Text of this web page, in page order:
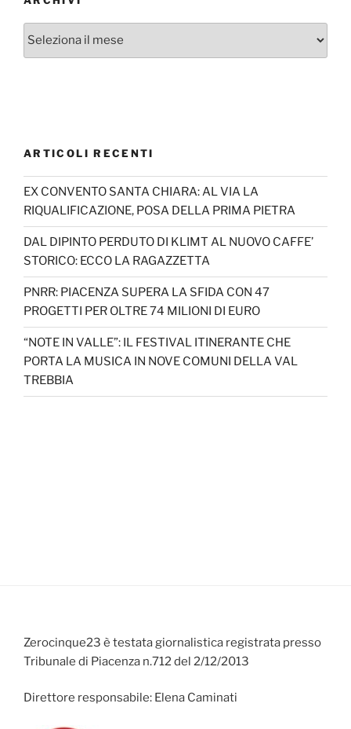
Archivi
ARTICOLI RECENTI
EX CONVENTO SANTA CHIARA: AL VIA LA
RIQUALIFICAZIONE, POSA DELLA PRIMA PIETRA
DAL DIPINTO PERDUTO DI KLIMT AL NUOVO CAFFE’
STORICO: ECCO LA RAGAZZETTA
PNRR: PIACENZA SUPERA LA SFIDA CON 47
PROGETTI PER OLTRE 74 MILIONI DI EURO
“NOTE IN VALLE”: IL FESTIVAL ITINERANTE CHE
PORTA LA MUSICA IN NOVE COMUNI DELLA VAL
TREBBIA
Zerocinque23 è testata giornalistica registrata presso
Tribunale di Piacenza n.712 del 2/12/2013
Direttore responsabile: Elena Caminati